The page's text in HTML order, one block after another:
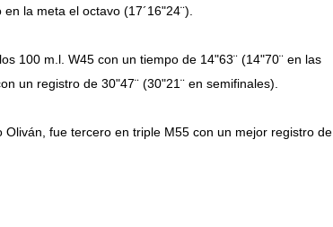
la meta el octavo (17´16"24¨).
100 m.l. W45 con un tiempo de 14"63¨ (14"70¨ en las
un registro de 30"47¨ (30"21¨ en semifinales).
Oliván, fue tercero en triple M55 con un mejor registro de